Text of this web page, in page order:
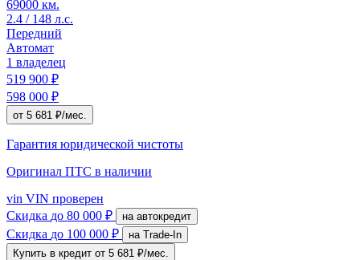
69000 км.
2.4 / 148 л.с.
Передний
Автомат
1 владелец
519 900 ₽
598 000 ₽
от 5 681 ₽/мес.
Гарантия юридической чистоты
Оригинал ПТС в наличии
vin VIN проверен
Скидка до 80 000 ₽ на автокредит
Скидка до 100 000 ₽
на Trade-In
Купить в кредит от 5 681 ₽/мес.